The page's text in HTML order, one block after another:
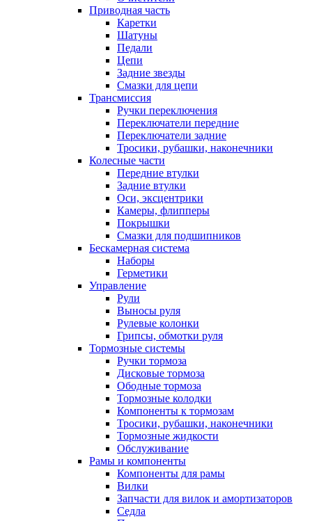
Приводная часть
Каретки
Шатуны
Педали
Цепи
Задние звезды
Смазки для цепи
Трансмиссия
Ручки переключения
Переключатели передние
Переключатели задние
Тросики, рубашки, наконечники
Колесные части
Передние втулки
Задние втулки
Оси, эксцентрики
Камеры, флипперы
Покрышки
Смазки для подшипников
Бескамерная система
Наборы
Герметики
Управление
Рули
Выносы руля
Рулевые колонки
Грипсы, обмотки руля
Тормозные системы
Ручки тормоза
Дисковые тормоза
Ободные тормоза
Тормозные колодки
Компоненты к тормозам
Тросики, рубашки, наконечники
Тормозные жидкости
Обслуживание
Рамы и компоненты
Компоненты для рамы
Вилки
Запчасти для вилок и амортизаторов
Седла